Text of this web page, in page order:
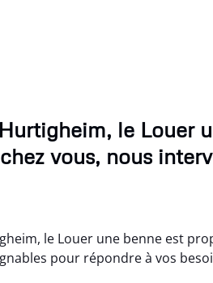
le Louer
vous, nous
le Louer une benne est
pour répondre à vos